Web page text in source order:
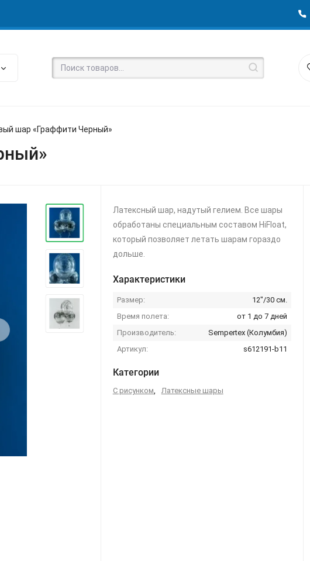
шар «Граффити Черный»
Латексный шар, надутый гелием. Все шары
обработаны специальным составом HiFloat,
который позволяет летать шарам гораздо
дольше.
Характеристики
Размер:
12"/30 см.
Время полета:
от 1 до 7 дней
Производитель:
Sempertex (Колумбия)
Артикул:
s612191-b11
Категории
С рисунком, Латексные шары